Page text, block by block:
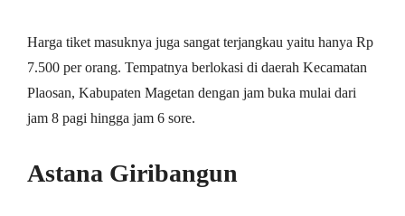
Harga tiket masuknya juga sangat terjangkau yaitu hanya Rp
7.500 per orang. Tempatnya berlokasi di daerah Kecamatan
Plaosan, Kabupaten Magetan dengan jam buka mulai dari
jam 8 pagi hingga jam 6 sore.
Astana Giribangun